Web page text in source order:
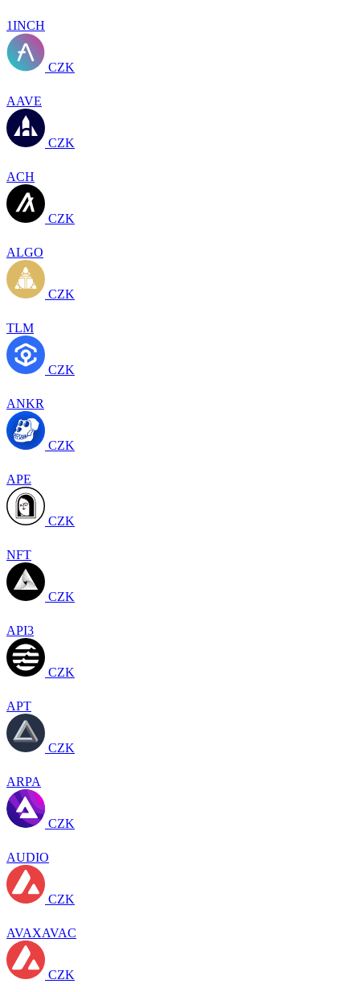
1INCH
CZK
AAVE
CZK
ACH
CZK
ALGO
CZK
TLM
CZK
ANKR
CZK
APE
CZK
NFT
CZK
API3
CZK
APT
CZK
ARPA
CZK
AUDIO
CZK
AVAXAVAC
CZK